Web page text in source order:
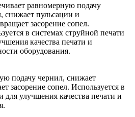
равномерную подачу
снижает пульсации и
засорение сопел.
в системах струйной печати
качества печати и
оборудования.
подачу чернил, снижает
засорение сопел. Используется в
для улучшения качества печати и